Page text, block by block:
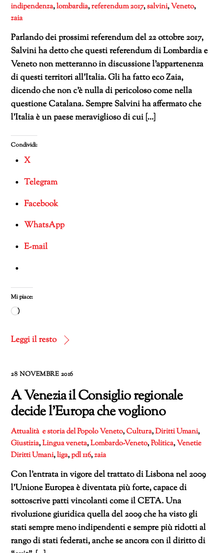
indipendenza,lombardia,referendum 2017,salvini,Veneto,
zaia
Parlando dei prossimi referendum del 22 ottobre 2017,
Salvini ha detto che questi referendum di Lombardia e
Veneto non metteranno in discussione l’appartenenza
di questi territori all’Italia. Gli ha fatto eco Zaia,
dicendo che non c’è nulla di pericoloso come nella
questione Catalana. Sempre Salvini ha affermato che
l’Italia è un paese meraviglioso di cui […]
Condividi:
X
Telegram
Facebook
WhatsApp
E-mail
Mi piace:
Caricamento
corso…
Leggi il resto
28 NOVEMBRE 2016
A Venezia il Consiglio regionale
decide l’Europa che vogliono
Attualità e storia del Popolo Veneto,Cultura,Diritti Umani,
Giustizia,Lingua veneta,Lombardo-Veneto,Politica,Venetie
Diritti Umani,liga,pdl 116,zaia
Con l’entrata in vigore del trattato di Lisbona nel 2009
l’Unione Europea è diventata più forte, capace di
sottoscrive patti vincolanti come il CETA. Una
rivoluzione giuridica quella del 2009 che ha visto gli
stati sempre meno indipendenti e sempre più ridotti al
rango di stati federati, anche se ancora con il diritto di